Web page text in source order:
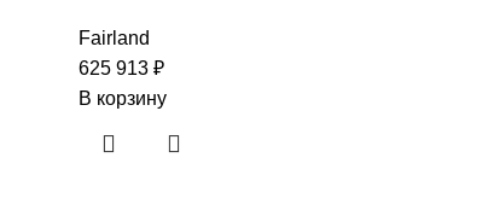
Fairland
625 913 ₽
В корзину